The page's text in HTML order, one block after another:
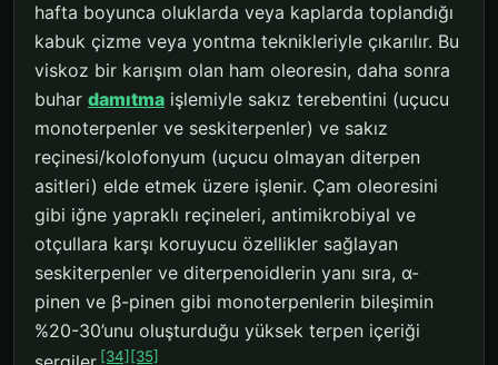
hafta boyunca oluklarda veya kaplarda toplandığı
kabuk çizme veya yontma teknikleriyle çıkarılır. Bu
viskoz bir karışım olan ham oleoresin, daha sonra
buhar damıtma işlemiyle sakız terebentini (uçucu
monoterpenler ve seskiterpenler) ve sakız
reçinesi/kolofonyum (uçucu olmayan diterpen
asitleri) elde etmek üzere işlenir. Çam oleoresini
gibi iğne yapraklı reçineleri, antimikrobiyal ve
otçullara karşı koruyucu özellikler sağlayan
seskiterpenler ve diterpenoidlerin yanı sıra, α-
pinen ve β-pinen gibi monoterpenlerin bileşimin
%20-30’unu oluşturduğu yüksek terpen içeriği
[34] [35]